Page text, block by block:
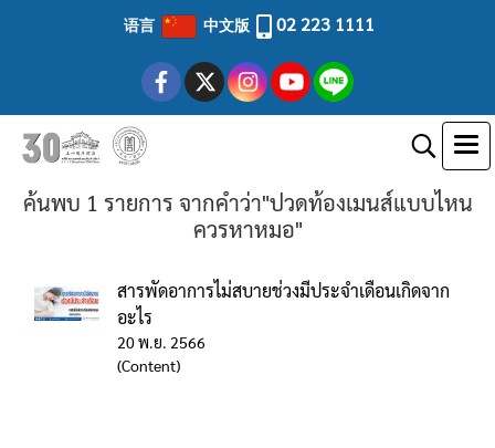
语言 中文版 02 223 1111
ค้นพบ 1 รายการ จากคำว่า"ปวดท้องเมนส์แบบไหน
ควรหาหมอ"
สารพัดอาการไม่สบายช่วงมีประจำเดือนเกิดจาก
อะไร
20 พ.ย. 2566
(Content)